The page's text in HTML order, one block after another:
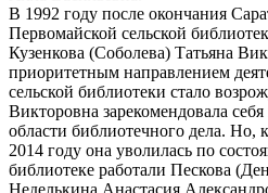
В 1992 году после окончания
Первомайской сельской
Кузенкова (Соболева) Татьяна
приоритетным направлением
сельской библиотеки стало
Викторовна зарекомендовала
области библиотечного дела.
2014 году она уволилась по
библиотеке работали Пескова
Неделькина Анастасия